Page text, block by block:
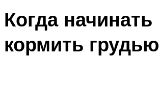
Когда начинать
кормить грудью